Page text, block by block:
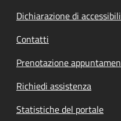
Dichiarazione di
Contatti
Prenotazione
Richiedi assistenza
Statistiche del portale